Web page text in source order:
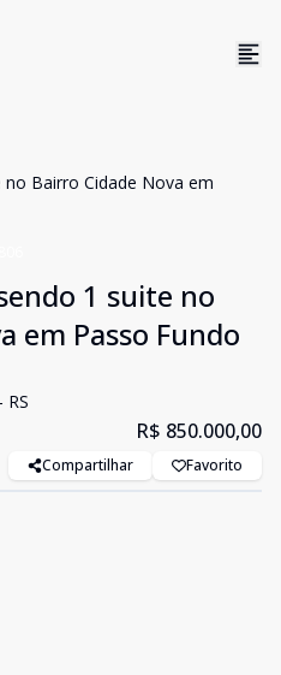
Bairro Cidade Nova em
1 suite no
em Passo Fundo
RS
R$ 850.000,00
Compartilhar Favorito